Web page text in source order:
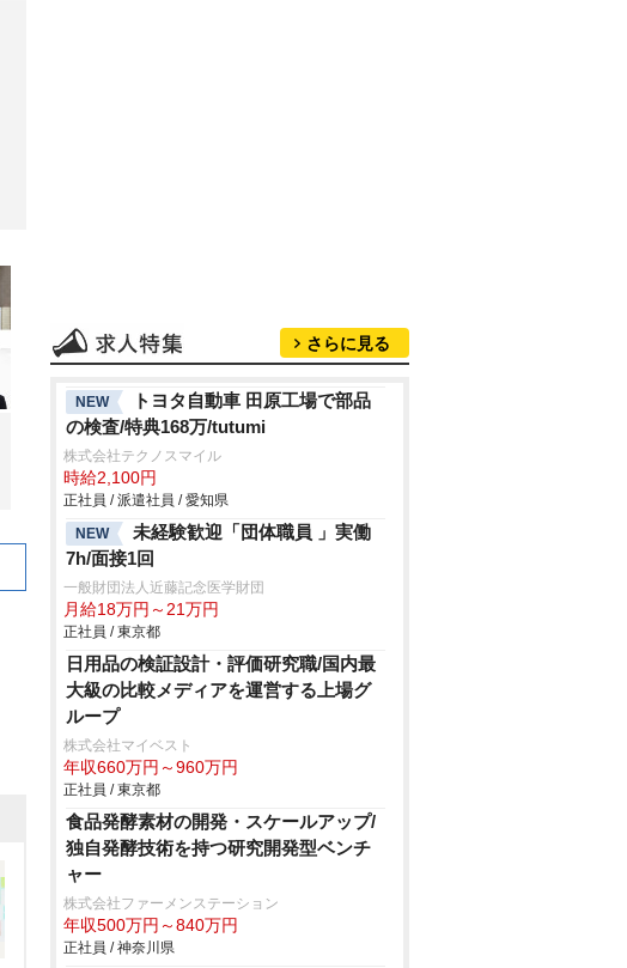
さらに見る
NEW
トヨタ自動車 田原工場で部品
の検査/特典168万/tutumi
株式会社テクノスマイル
時給2,100円
正社員 / 派遣社員 / 愛知県
NEW
未経験歓迎「団体職員 」実働
7h/面接1回
一般財団法人近藤記念医学財団
月給18万円～21万円
正社員 / 東京都
日用品の検証設計・評価研究職/国内最
大級の比較メディアを運営する上場グ
ループ
株式会社マイベスト
年収660万円～960万円
正社員 / 東京都
食品発酵素材の開発・スケールアップ/
独自発酵技術を持つ研究開発型ベンチ
ャー
株式会社ファーメンステーション
年収500万円～840万円
正社員 / 神奈川県